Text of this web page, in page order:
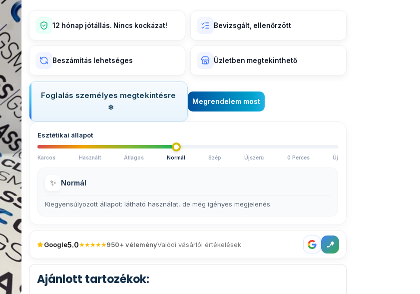
12 hónap jótállás. Nincs kockázat! Bevizsgált, ellenőrzött
Beszámítás lehetséges Üzletben megtekinthető
Foglalás személyes megtekintésre
Megrendelem most
Esztétikai állapot
Karcos Használt Átlagos Normál Szép Újszerű 0 Perces Új
✨ Normál
Kiegyensúlyozott állapot: látható használat, de még igényes megjelenés.
Google5.0★★★★★950+ véleményValódi vásárlói értékelések
Ajánlott tartozékok: